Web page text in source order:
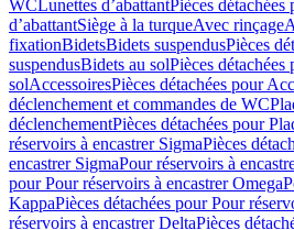
WCLunettes d’abattantPièces détachées
d’abattantSiège à la turqueAvec rinçage
fixationBidetsBidets suspendusPièces
suspendusBidets au solPièces détachées
solAccessoiresPièces détachées pour
déclenchement et commandes de WC
déclenchementPièces détachées pour
réservoirs à encastrer SigmaPièces
encastrer SigmaPour réservoirs à
pour Pour réservoirs à encastrer Omega
KappaPièces détachées pour Pour
réservoirs à encastrer DeltaPièces